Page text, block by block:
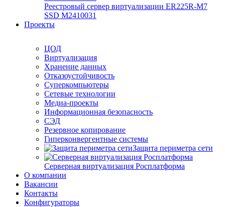
Реестровый сервер виртуализации ER225R-M7
SSD М2410031
Проекты
ЦОД
Виртуализация
Хранение данных
Отказоустойчивость
Суперкомпьютеры
Сетевые технологии
Медиа-проекты
Информационная безопасность
СЭД
Резервное копирование
Гиперконвергентные системы
Защита периметра сети
Серверная виртуализация Росплатформа
О компании
Вакансии
Контакты
Конфигураторы